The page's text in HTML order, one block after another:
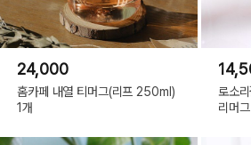
24,000
홈카페 내열 티머그(리프 250ml)
1개
로소
리머그